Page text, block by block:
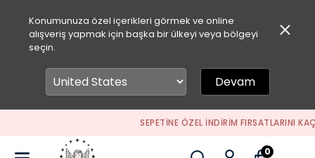
Konumunuza özel içerikleri görmek ve online
alışveriş yapmak için başka bir ülkeyi veya bölgeyi
seçin.
Devam
SEPETİNE ÖZEL İNDİRİM FIRSATLARINI KAÇIRMA
0